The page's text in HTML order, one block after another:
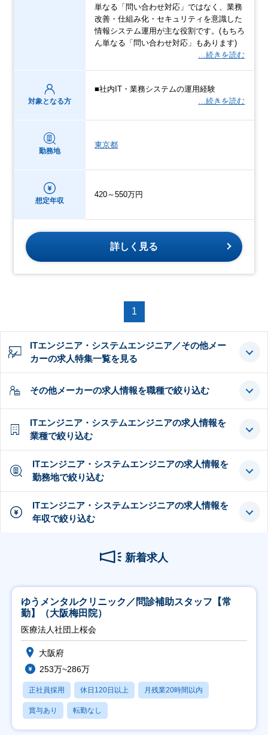
単なる「問い合わせ対応」ではなく、業務
改善・仕組み化・セキュリティを意識した
情報システム運用が主な役割です。(もちろ
ん単なる「問い合わせ対応」もあります)
…続きを読む
対象となる方
■社内IT・業務システムの運用経験
…続きを読む
勤務地
東京都
想定年収
420～550万円
詳しく見る
1
ITエンジニア・システムエンジニア／その他メー
カーの求人特集一覧を見る
その他メーカーの求人情報を職種で絞り込む
ITエンジニア・システムエンジニアの求人情報を
業種で絞り込む
ITエンジニア・システムエンジニアの求人情報を
勤務地で絞り込む
ITエンジニア・システムエンジニアの求人情報を
年収で絞り込む
新着求人
ゆうメンタルクリニック／問診補助スタッフ【常
勤】（大阪梅田院）
医療法人社団上桜会
大阪府
253万~286万
正社員採用 休日120日以上 月残業20時間以内
賞与あり 転勤なし